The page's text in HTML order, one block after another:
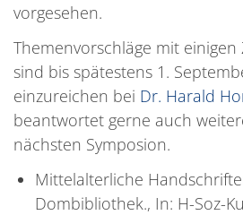
vorgesehen.
Themenvorschläge mit
sind bis spätestens 1.
einzureichen bei Dr. Harald
beantwortet gerne auch
nächsten Symposion.
Mittelalterliche
Dombibliothek., In: H-Soz-